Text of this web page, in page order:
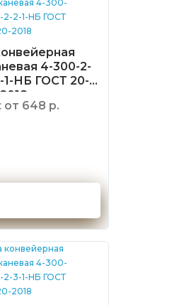
4-300-2-
1-НБ ГОСТ 20-
2018
от 648 р.